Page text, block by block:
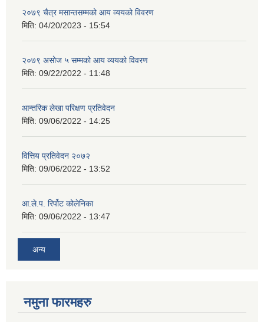
२०७९ चैत्र मसान्तसम्मको आय व्ययको विवरण
मिति: 04/20/2023 - 15:54
२०७९ असोज ५ सम्मको आय व्ययको विवरण
मिति: 09/22/2022 - 11:48
आन्तरिक लेखा परिक्षण प्रतिवेदन
मिति: 09/06/2022 - 14:25
वित्तिय प्रतिवेदन २०७२
मिति: 09/06/2022 - 13:52
आ.ले.प. रिर्पोट कोलेनिका
मिति: 09/06/2022 - 13:47
अन्य
नमुना फारमहरु